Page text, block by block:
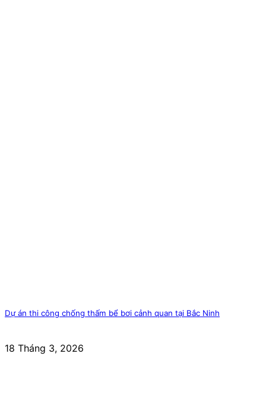
Dự án thi công chống thấm bể bơi cảnh quan tại Bắc Ninh
18 Tháng 3, 2026